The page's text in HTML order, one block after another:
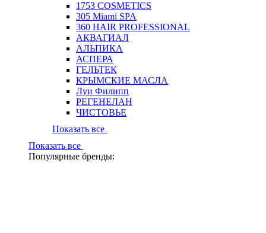
1753 COSMETICS
305 Miami SPA
360 HAIR PROFESSIONAL
АКВАГИАЛ
АЛЬПИКА
АСПЕРА
ГЕЛЬТЕК
КРЫМСКИЕ МАСЛА
Луи Филипп
РЕГЕНЕЛАН
ЧИСТОВЬЕ
Показать все
Показать все
Популярные бренды: